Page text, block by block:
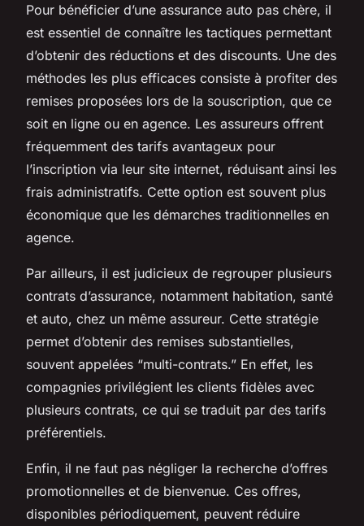
Pour bénéficier d’une assurance auto pas chère, il
est essentiel de connaître les tactiques permettant
d’obtenir des réductions et des discounts. Une des
méthodes les plus efficaces consiste à profiter des
remises proposées lors de la souscription, que ce
soit en ligne ou en agence. Les assureurs offrent
fréquemment des tarifs avantageux pour
l’inscription via leur site internet, réduisant ainsi les
frais administratifs. Cette option est souvent plus
économique que les démarches traditionnelles en
agence.
Par ailleurs, il est judicieux de regrouper plusieurs
contrats d’assurance, notamment habitation, santé
et auto, chez un même assureur. Cette stratégie
permet d’obtenir des remises substantielles,
souvent appelées “multi-contrats.” En effet, les
compagnies privilégient les clients fidèles avec
plusieurs contrats, ce qui se traduit par des tarifs
préférentiels.
Enfin, il ne faut pas négliger la recherche d’offres
promotionnelles et de bienvenue. Ces offres,
disponibles périodiquement, peuvent réduire